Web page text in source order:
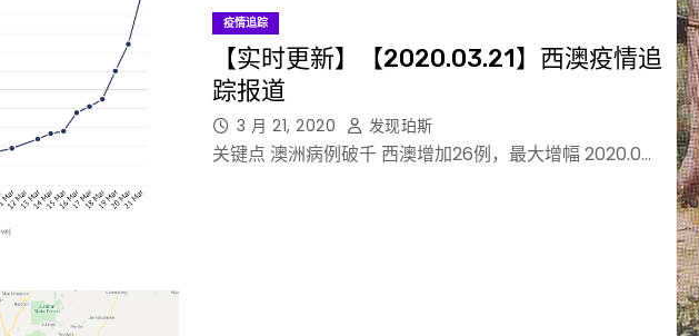
疫情追踪
【实时更新】【2020.03.21】西澳疫情追
踪报道
3 月 21, 2020 发现珀斯
关键点 澳洲病例破千 西澳增加26例，最大增幅 2020.0…